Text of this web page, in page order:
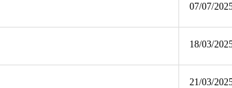
07/07/
18/03/
21/03/